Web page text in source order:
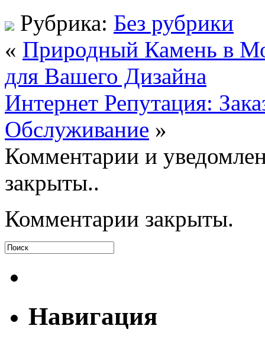
Рубрика: Без рубрики
« Природный Камень в
для Вашего Дизайна
Интернет Репутация:
Обслуживание »
Комментарии и
закрыты..
Комментарии закрыты.
Навигация